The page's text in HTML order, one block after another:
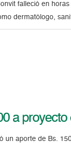
falleció en
dermatólogo,
a
un aporte de Bs.